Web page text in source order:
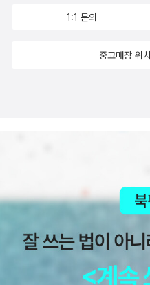
샤일록의 함정을 극복하는 현명
왕이 벌이는 경쾌한 소동을 그렸
다. 숲에선 소동이 일어나고 있
의 꽃' 을 따서 둘을 행복하게 해
세하게 나와 있어서 좋았어요.이
위해서 돈을 빌리기 위해 샤일록
이유는 꼭 친구를 위해서 그렇게
다. ‘아... 역시 친구 사이에는 신
1:1 문의
중고매장 위